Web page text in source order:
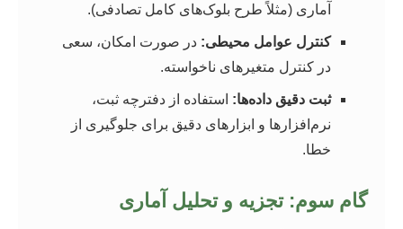
آماری (مثلاً طرح بلوک‌های کامل تصادفی).
کنترل عوامل محیطی: در صورت امکان، سعی
در کنترل متغیرهای ناخواسته.
ثبت دقیق داده‌ها: استفاده از دفترچه ثبت،
نرم‌افزارها و ابزارهای دقیق برای جلوگیری از
خطا.
گام سوم: تجزیه و تحلیل آماری